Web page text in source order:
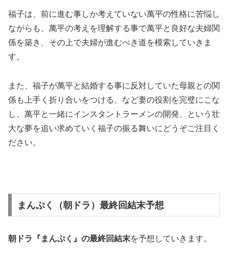
福子は、前に進む事しか考えていない萬平の性格に苦悩し
ながらも、萬平の考えを理解する事で萬平と良好な夫婦関
係を築き、その上で夫婦が進むべき道を模索していきま
す。
また、福子が萬平と結婚する事に反対していた母親との関
係も上手く折り合いをつける、など妻の役割を完璧にこな
し、萬平と一緒にインスタントラーメンの開発、という壮
大な夢を追い求めていく福子の振る舞いにどうぞご注目く
ださい。
まんぷく（朝ドラ）最終回結末予想
朝ドラ『まんぷく』の最終回結末を予想していきます。